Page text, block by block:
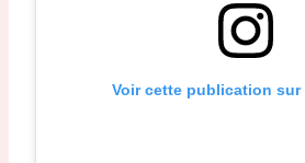
Voir cette publication sur